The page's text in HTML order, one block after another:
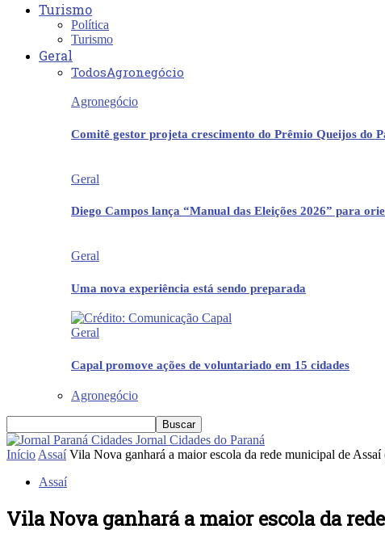
Turismo
Política
Turismo
Geral
TodosAgronegócio
Agronegócio
Comitê gestor projeta crescimento do Prêmio Queijos do
Geral
Diego Campos lança “Manual das Eleições 2026” para
Geral
Uma nova experiência está sendo preparada
Geral
Capal promove ações de voluntariado em 15 cidades
Agronegócio
Jornal Cidades do Paraná
Início Assaí Vila Nova ganhará a maior escola da rede municipal de Assaí
Assaí
Vila Nova ganhará a maior escola da